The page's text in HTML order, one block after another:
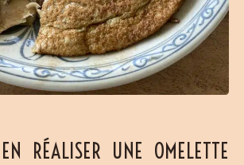
RÉALISER UNE OMELETTE